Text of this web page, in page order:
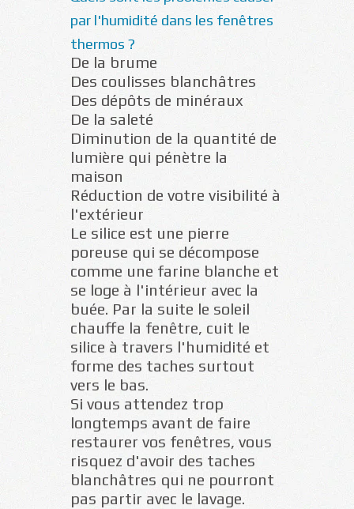
par l'humidité dans les fenêtres
thermos ?
De la brume
Des coulisses blanchâtres
Des dépôts de minéraux
De la saleté
Diminution de la quantité de
lumière qui pénètre la
maison
Réduction de votre visibilité à
l'extérieur
Le silice est une pierre
poreuse qui se décompose
comme une farine blanche et
se loge à l'intérieur avec la
buée. Par la suite le soleil
chauffe la fenêtre, cuit le
silice à travers l'humidité et
forme des taches surtout
vers le bas.
Si vous attendez trop
longtemps avant de faire
restaurer vos fenêtres, vous
risquez d'avoir des taches
blanchâtres qui ne pourront
pas partir avec le lavage.